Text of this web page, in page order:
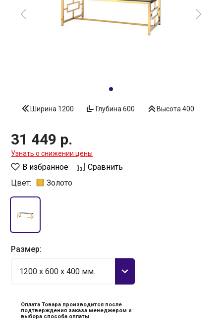
Ширина 1200 Глубина 600 Высота 400
31 449 р.
Узнать о снижении цены
В избранное
Сравнить
Цвет:
Золото
Размер:
1200 x 600 x 400 мм.
Оплата Товара производится после
подтверждения заказа менеджером и
выбора способа оплаты